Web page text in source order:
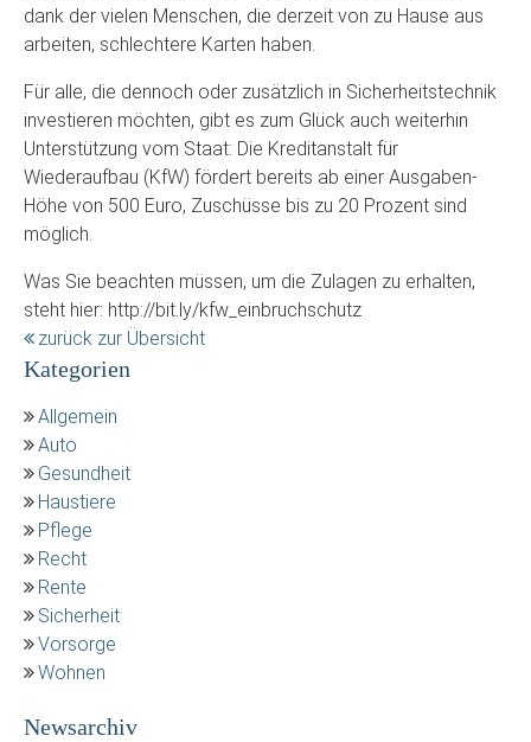
dank der vielen Menschen, die derzeit von zu Hause aus
arbeiten, schlechtere Karten haben.
Für alle, die dennoch oder zusätzlich in Sicherheitstechnik
investieren möchten, gibt es zum Glück auch weiterhin
Unterstützung vom Staat: Die Kreditanstalt für
Wiederaufbau (KfW) fördert bereits ab einer Ausgaben-
Höhe von 500 Euro, Zuschüsse bis zu 20 Prozent sind
möglich.
Was Sie beachten müssen, um die Zulagen zu erhalten,
steht hier: http://bit.ly/kfw_einbruchschutz
zurück zur Übersicht
Kategorien
Allgemein
Auto
Gesundheit
Haustiere
Pflege
Recht
Rente
Sicherheit
Vorsorge
Wohnen
Newsarchiv